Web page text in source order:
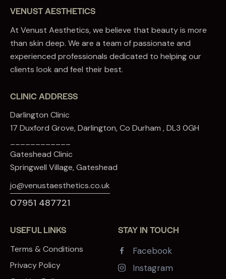
VENUST AESTHETICS
At Venust Aesthetics, we believe that beauty is more
than skin deep. We are a team of passionate and
experienced professionals dedicated to helping our
clients look and feel their best.
CLINIC ADDRESS
Darlington Clinic
17 Duxford Grove, Darlington, Co Durham , DL3 0GH
Gateshead Clinic
Springwell Village, Gateshead
jo@venustaesthetics.co.uk
07951 487721
USEFUL LINKS
Terms & Conditions
Privacy Policy
STAY IN TOUCH
Facebook
Instagram